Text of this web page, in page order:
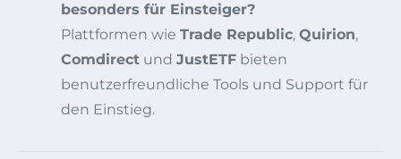
besonders für Einsteiger?
Plattformen wie Trade Republic, Quirion,
Comdirect und JustETF bieten
benutzerfreundliche Tools und Support für
den Einstieg.